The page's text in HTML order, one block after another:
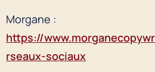
Morgane :
https://
rseaux-sociaux